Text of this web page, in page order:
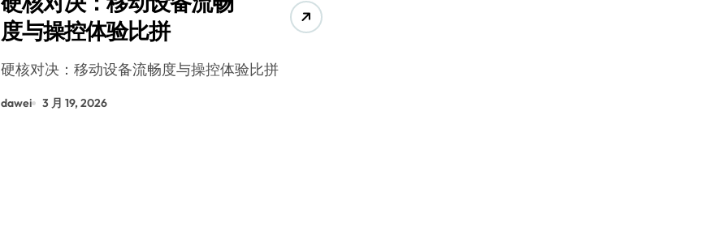
度与操控体验比拼
硬核对决：移动设备流畅度与操控体验比拼
dawei 3 月 19, 2026